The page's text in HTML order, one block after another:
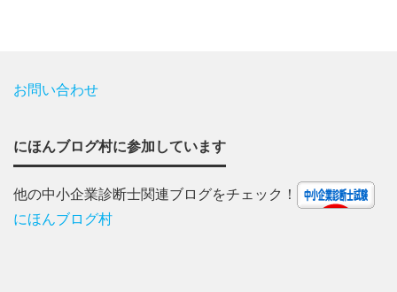
お問い合わせ
にほんブログ村に参加しています
他の中小企業診断士関連ブログをチェック！
にほんブログ村